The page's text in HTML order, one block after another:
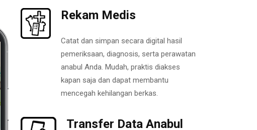
Rekam Medis
Catat dan simpan secara digital hasil
pemeriksaan, diagnosis, serta perawatan
anabul Anda. Mudah, praktis diakses
kapan saja dan dapat membantu
mencegah kehilangan berkas.
Transfer Data Anabul